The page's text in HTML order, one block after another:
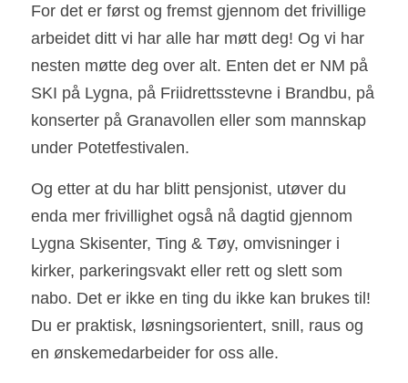
For det er først og fremst gjennom det frivillige
arbeidet ditt vi har alle har møtt deg! Og vi har
nesten møtte deg over alt. Enten det er NM på
SKI på Lygna, på Friidrettsstevne i Brandbu, på
konserter på Granavollen eller som mannskap
under Potetfestivalen.
Og etter at du har blitt pensjonist, utøver du
enda mer frivillighet også nå dagtid gjennom
Lygna Skisenter, Ting & Tøy, omvisninger i
kirker, parkeringsvakt eller rett og slett som
nabo. Det er ikke en ting du ikke kan brukes til!
Du er praktisk, løsningsorientert, snill, raus og
en ønskemedarbeider for oss alle.